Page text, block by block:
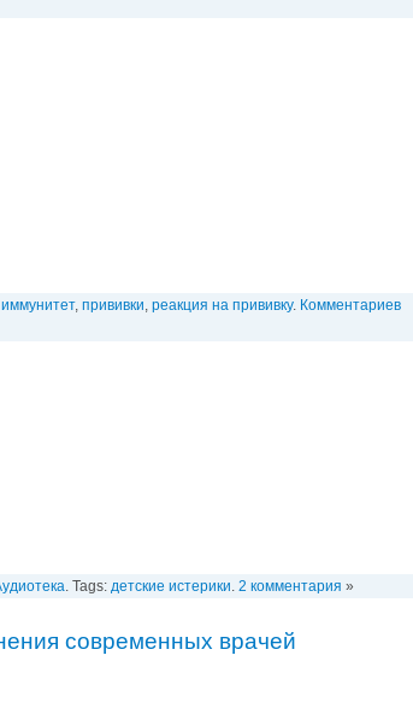
иммунитет, прививки, реакция на прививку. Комментариев
. Tags: детские истерики. 2 комментария »
современных врачей